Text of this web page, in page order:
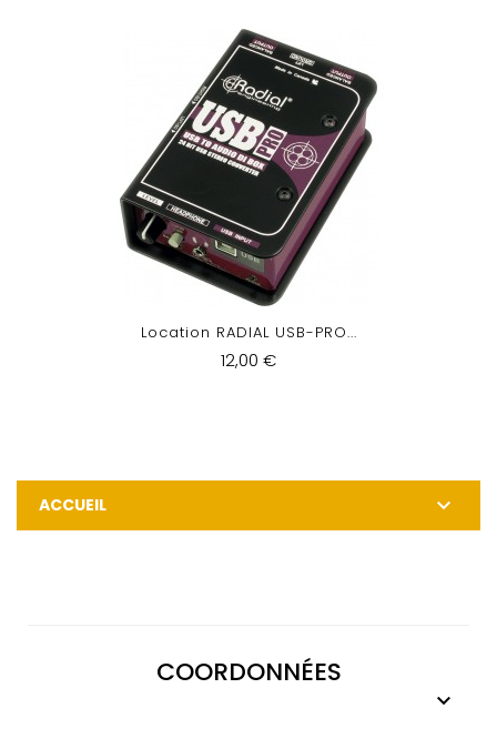
Location RADIAL USB-PRO...
12,00 €
ACCUEIL 
COORDONNÉES
